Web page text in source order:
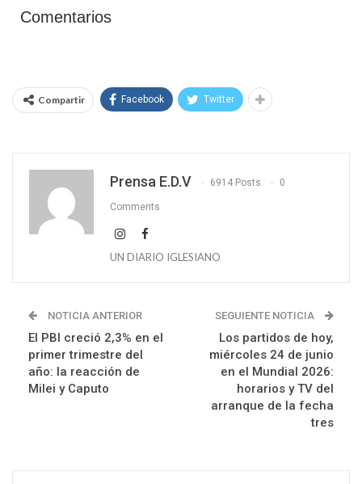
Comentarios
Compartir Facebook Twitter
Prensa E.D.V 6914 Posts 0
Comments
UN DIARIO IGLESIANO
NOTICIA ANTERIOR
El PBI creció 2,3% en el
primer trimestre del
año: la reacción de
Milei y Caputo
SEGUIENTE NOTICIA
Los partidos de hoy,
miércoles 24 de junio
en el Mundial 2026:
horarios y TV del
arranque de la fecha
tres